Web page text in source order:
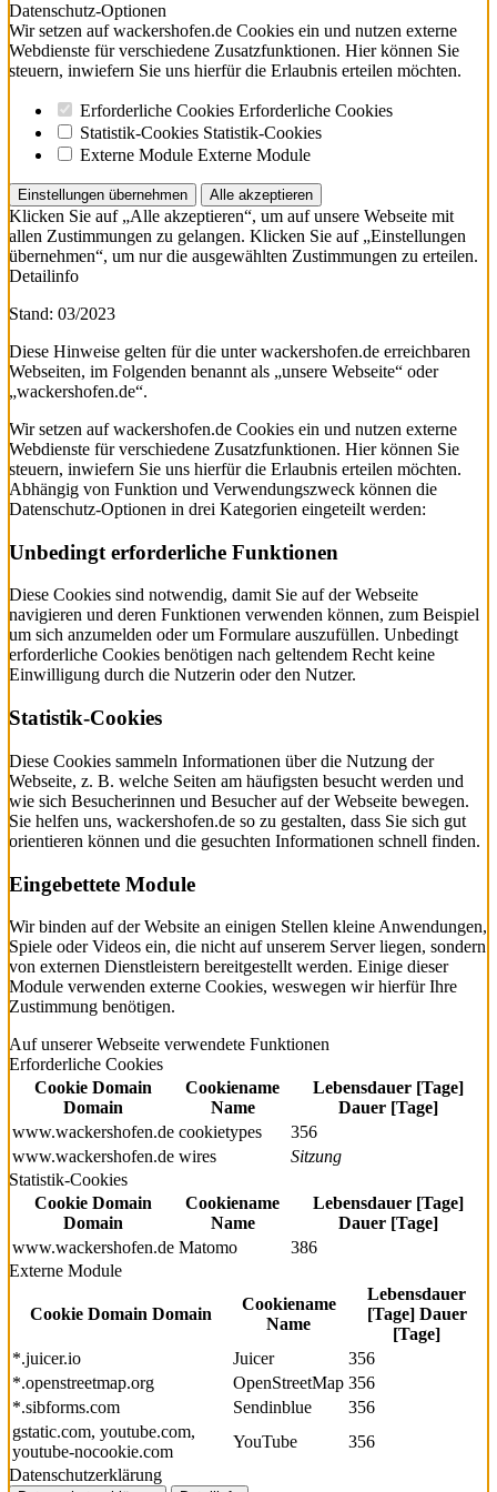
Datenschutz-Optionen
Wir setzen auf wackershofen.de Cookies ein und nutzen externe
Webdienste für verschiedene Zusatzfunktionen. Hier können Sie
steuern, inwiefern Sie uns hierfür die Erlaubnis erteilen möchten.
Erforderliche Cookies Erforderliche Cookies
Statistik-Cookies Statistik-Cookies
Externe Module Externe Module
Einstellungen übernehmen Alle akzeptieren
Klicken Sie auf „Alle akzeptieren“, um auf unsere Webseite mit
allen Zustimmungen zu gelangen. Klicken Sie auf „Einstellungen
übernehmen“, um nur die ausgewählten Zustimmungen zu erteilen.
Detailinfo
Stand: 03/2023
Diese Hinweise gelten für die unter wackershofen.de erreichbaren
Webseiten, im Folgenden benannt als „unsere Webseite“ oder
„wackershofen.de“.
Wir setzen auf wackershofen.de Cookies ein und nutzen externe
Webdienste für verschiedene Zusatzfunktionen. Hier können Sie
steuern, inwiefern Sie uns hierfür die Erlaubnis erteilen möchten.
Abhängig von Funktion und Verwendungszweck können die
Datenschutz-Optionen in drei Kategorien eingeteilt werden:
Unbedingt erforderliche Funktionen
Diese Cookies sind notwendig, damit Sie auf der Webseite
navigieren und deren Funktionen verwenden können, zum Beispiel
um sich anzumelden oder um Formulare auszufüllen. Unbedingt
erforderliche Cookies benötigen nach geltendem Recht keine
Einwilligung durch die Nutzerin oder den Nutzer.
Statistik-Cookies
Diese Cookies sammeln Informationen über die Nutzung der
Webseite, z. B. welche Seiten am häufigsten besucht werden und
wie sich Besucherinnen und Besucher auf der Webseite bewegen.
Sie helfen uns, wackershofen.de so zu gestalten, dass Sie sich gut
orientieren können und die gesuchten Informationen schnell finden.
Eingebettete Module
Wir binden auf der Website an einigen Stellen kleine Anwendungen,
Spiele oder Videos ein, die nicht auf unserem Server liegen, sondern
von externen Dienstleistern bereitgestellt werden. Einige dieser
Module verwenden externe Cookies, weswegen wir hierfür Ihre
Zustimmung benötigen.
Auf unserer Webseite verwendete Funktionen
Erforderliche Cookies
Cookie Domain
Domain
Cookiename
Name
Lebensdauer [Tage]
Dauer [Tage]
www.wackershofen.de cookietypes
356
www.wackershofen.de wires
Sitzung
Statistik-Cookies
Cookie Domain
Domain
Cookiename
Name
Lebensdauer [Tage]
Dauer [Tage]
www.wackershofen.de Matomo
386
Externe Module
Cookie Domain Domain
Cookiename
Name
Lebensdauer
[Tage] Dauer
[Tage]
*.juicer.io
Juicer
356
*.openstreetmap.org
OpenStreetMap 356
*.sibforms.com
Sendinblue
356
gstatic.com, youtube.com,
youtube-nocookie.com
YouTube
356
Datenschutzerklärung